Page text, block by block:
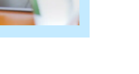
Enviar vídeo por correio